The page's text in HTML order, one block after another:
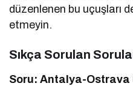
düzenlenen bu uçuşları
etmeyin.
Sıkça Sorulan
Soru: Antalya-Ostrava